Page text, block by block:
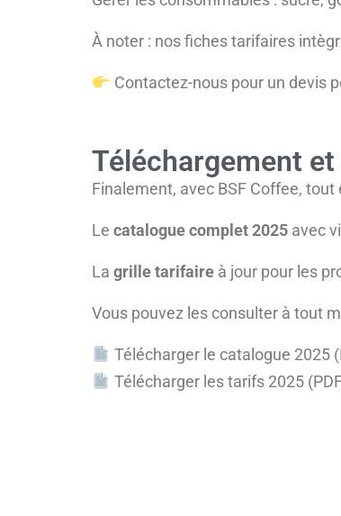
À noter : nos fiches tarifaires
Contactez-nous pour un devis
Téléchargement
Finalement, avec BSF Coffee,
Le catalogue complet 2025 avec
La grille tarifaire à jour pour les
Vous pouvez les consulter à tout
Télécharger le catalogue 2025
Télécharger les tarifs 2025